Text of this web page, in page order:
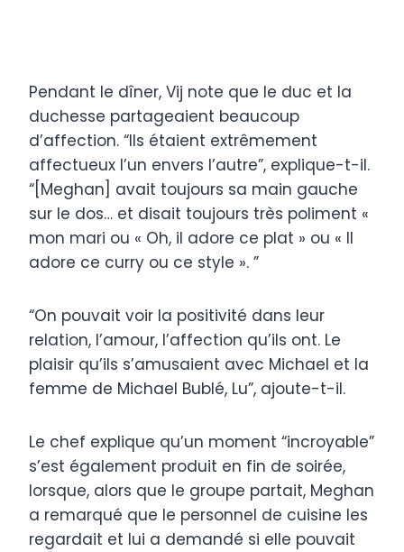
Pendant le dîner, Vij note que le duc et la
duchesse partageaient beaucoup
d’affection. “Ils étaient extrêmement
affectueux l’un envers l’autre”, explique-t-il.
“[Meghan] avait toujours sa main gauche
sur le dos… et disait toujours très poliment «
mon mari ou « Oh, il adore ce plat » ou « Il
adore ce curry ou ce style ». ”
“On pouvait voir la positivité dans leur
relation, l’amour, l’affection qu’ils ont. Le
plaisir qu’ils s’amusaient avec Michael et la
femme de Michael Bublé, Lu”, ajoute-t-il.
Le chef explique qu’un moment “incroyable”
s’est également produit en fin de soirée,
lorsque, alors que le groupe partait, Meghan
a remarqué que le personnel de cuisine les
regardait et lui a demandé si elle pouvait